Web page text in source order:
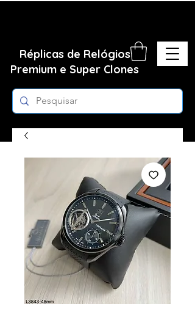
Réplicas de Relógios
Premium e Super Clones